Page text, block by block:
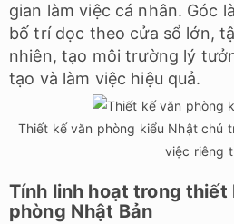
gian làm việc cá nhân. Góc
bố trí dọc theo cửa sổ lớn,
nhiên, tạo môi trường lý
tạo và làm việc hiệu quả.
Thiết kế văn phòng kiểu Nhật chú
việc riêng
Tính linh hoạt trong thiết
phòng Nhật Bản